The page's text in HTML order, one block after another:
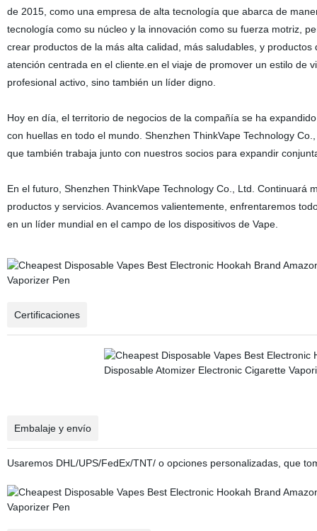
de 2015, como una empresa de alta tecnología que abarca de
tecnología como su núcleo y la innovación como su fuerza motriz,
crear productos de la más alta calidad, más saludables, y
atención centrada en el cliente.en el viaje de promover un estilo de
profesional activo, sino también un líder digno.
Hoy en día, el territorio de negocios de la compañía se ha
con huellas en todo el mundo. Shenzhen ThinkVape Technology
que también trabaja junto con nuestros socios para expandir
En el futuro, Shenzhen ThinkVape Technology Co., Ltd.
productos y servicios. Avancemos valientemente, enfrentaremos
en un líder mundial en el campo de los dispositivos de Vape.
Certificaciones
Embalaje y envío
Usaremos DHL/UPS/FedEx/TNT/ o opciones personalizadas, que